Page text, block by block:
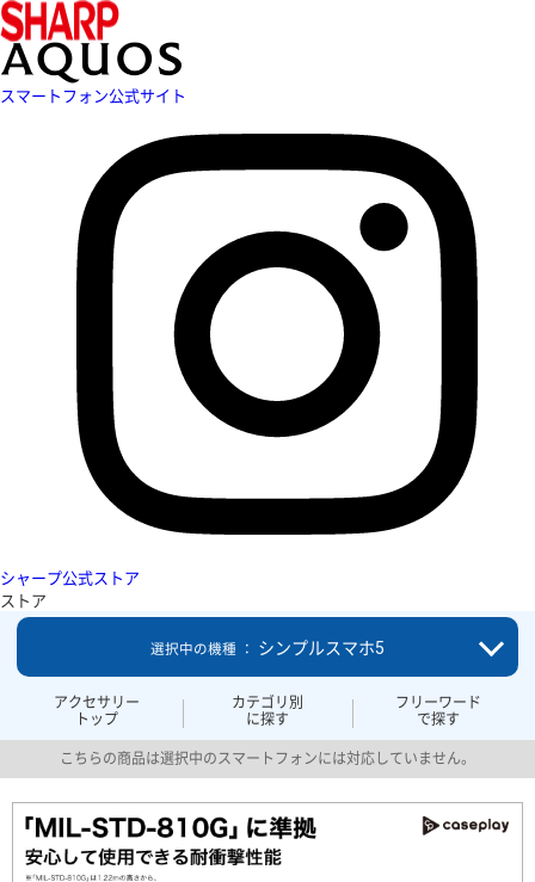
スマートフォン公式サイト
シャープ公式ストア
ストア
アクセサリー
トップ
カテゴリ別
に探す
フリーワード
で探す
選択中の機種 ： シンプルスマホ5
こちらの商品は選択中のスマートフォンには対応していません。